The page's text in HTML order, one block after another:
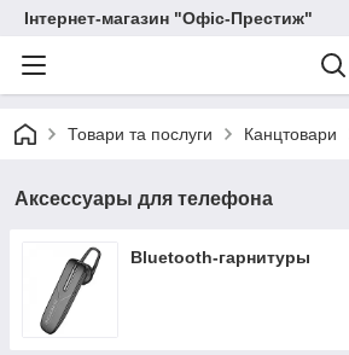
Інтернет-магазин "Офіс-Престиж"
Товари та послуги Канцтовари
Аксессуары для телефона
Bluetooth-гарнитуры